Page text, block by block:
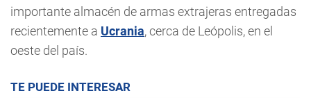
importante almacén de armas extrajeras entregadas
recientemente a Ucrania, cerca de Leópolis, en el
oeste del país.
TE PUEDE INTERESAR